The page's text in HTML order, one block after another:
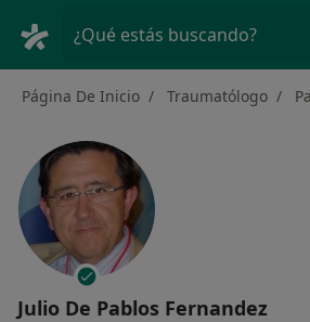
¿Qué estás buscando?
Página De Inicio Traumatólogo
Julio De Pablos Fernandez